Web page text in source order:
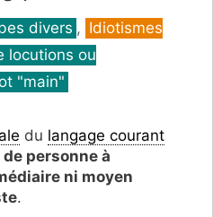
divers , Idiotismes
locutions ou
"main"
du langage courant
personne à
ni moyen
.